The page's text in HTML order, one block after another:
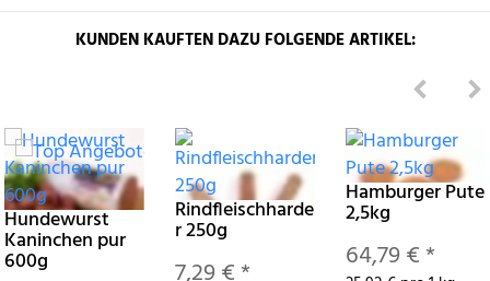
KUNDEN KAUFTEN DAZU FOLGENDE ARTIKEL:
Hundewurst
Kaninchen pur
600g
Rindfleischharde
r 250g
Hamburger Pute
2,5kg
64,79 € *